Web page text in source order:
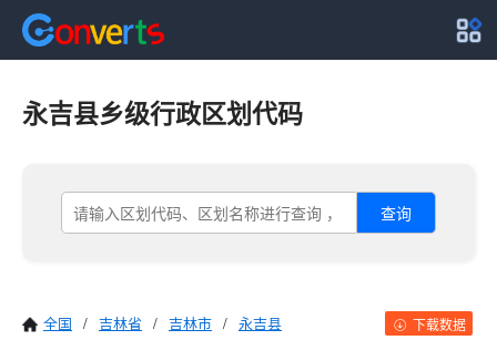
永吉县乡级行政区划代码
查询
全国 / 吉林省 / 吉林市 / 永吉县 下载数据